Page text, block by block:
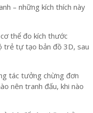
– những kích thích này
thể đo kích thước
trẻ tự tạo bản đồ 3D, sau
tác tưởng chừng đơn
nên tranh đấu, khi nào